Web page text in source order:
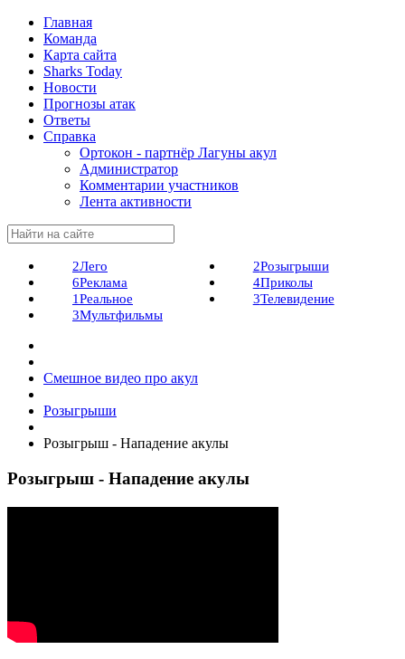
Главная
Команда
Карта сайта
Sharks Today
Новости
Прогнозы атак
Ответы
Справка
Ортокон - партнёр Лагуны акул
Администратор
Комментарии участников
Лента активности
2Лего
6Реклама
1Реальное
3Мультфильмы
2Розыгрыши
4Приколы
3Телевидение
Смешное видео про акул
Розыгрыши
Розыгрыш - Нападение акулы
Розыгрыш - Нападение акулы